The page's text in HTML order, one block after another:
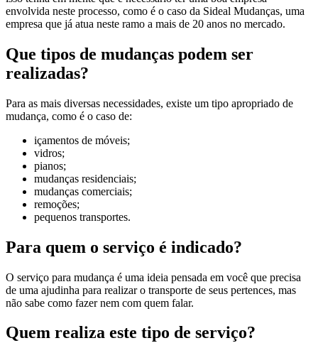
envolvida neste processo, como é o caso da Sideal Mudanças, uma
empresa que já atua neste ramo a mais de 20 anos no mercado.
Que tipos de mudanças podem ser
realizadas?
Para as mais diversas necessidades, existe um tipo apropriado de
mudança, como é o caso de:
içamentos de móveis;
vidros;
pianos;
mudanças residenciais;
mudanças comerciais;
remoções;
pequenos transportes.
Para quem o serviço é indicado?
O serviço para mudança é uma ideia pensada em você que precisa
de uma ajudinha para realizar o transporte de seus pertences, mas
não sabe como fazer nem com quem falar.
Quem realiza este tipo de serviço?